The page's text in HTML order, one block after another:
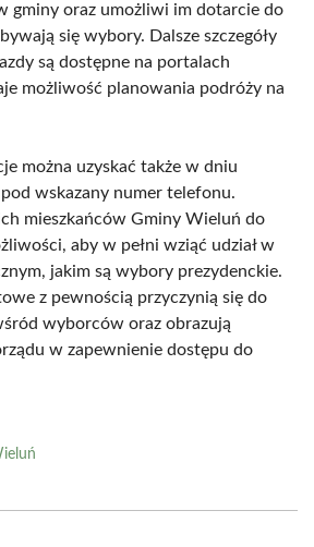
gminy oraz umożliwi im dotarcie do
się wybory. Dalsze szczegóły
są dostępne na portalach
możliwość planowania podróży na
można uzyskać także w dniu
wskazany numer telefonu.
mieszkańców Gminy Wieluń do
aby w pełni wziąć udział w
jakim są wybory prezydenckie.
z pewnością przyczynią się do
wyborców oraz obrazują
w zapewnienie dostępu do